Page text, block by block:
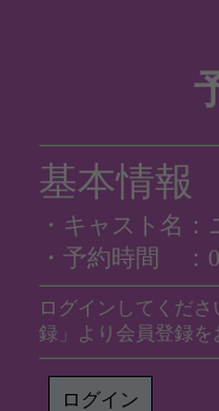
基本情報
・キャスト名
・予約時間 ：
ログインしてくだ
録」より会員登録を
ログイン